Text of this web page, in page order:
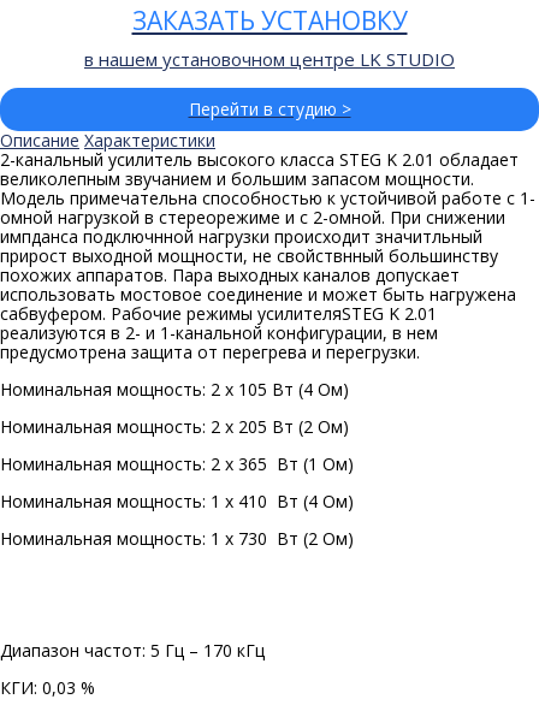
ЗАКАЗАТЬ УСТАНОВКУ
в нашем установочном центре LK STUDIO
Перейти в студию >
Описание Характеристики
2-канальный усилитель высокого класса STEG K 2.01 обладает
великолепным звучанием и большим запасом мощности.
Модель примечательна способностью к устойчивой работе с 1-
омной нагрузкой в стереорежиме и с 2-омной. При снижении
импданса подключнной нагрузки происходит значитльный
прирост выходной мощности, не свойствнный большинству
похожих аппаратов. Пара выходных каналов допускает
использовать мостовое соединение и может быть нагружена
сабвуфером. Рабочие режимы усилителяSTEG K 2.01
реализуются в 2- и 1-канальной конфигурации, в нем
предусмотрена защита от перегрева и перегрузки.
Номинальная мощность: 2 х 105 Вт (4 Ом)
Номинальная мощность: 2 х 205 Вт (2 Ом)
Номинальная мощность: 2 х 365 Вт (1 Ом)
Номинальная мощность: 1 х 410 Вт (4 Ом)
Номинальная мощность: 1 х 730 Вт (2 Ом)
Диапазон частот: 5 Гц – 170 кГц
КГИ: 0,03 %